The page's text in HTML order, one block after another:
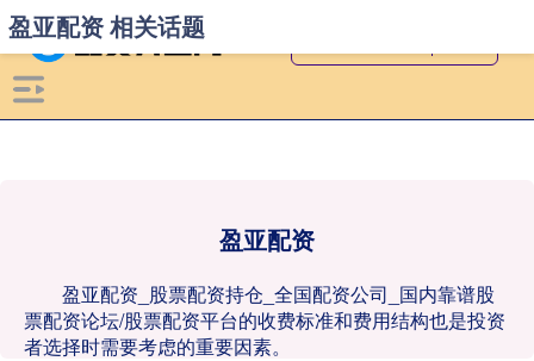
盈亚配资
盈亚配资_股票配资持仓_全国配资公司_国内靠谱股
票配资论坛/股票配资平台的收费标准和费用结构也是投资
者选择时需要考虑的重要因素。
盈亚配资 相关话题